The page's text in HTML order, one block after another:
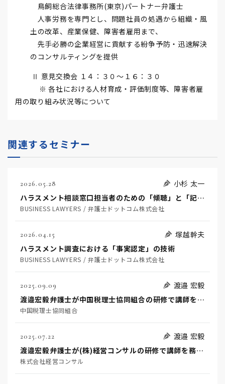
鳥飼総合法律事務所(東京)パートナー弁護士
人事労務を専門とし、問題社員の処遇から組織・風
土の改革、産業保健、障害者雇用まで、
先手必勝の企業経営に貢献する紛争予防・迅速解決
のコンサルティングを提供
Ⅱ 意見交換会 １４：３０～１６：３０
※ 各社における人材育成・評価制度等、障害者雇
用の取り組み状況等について
関連するセミナー
2026.05.28
小杉 太一
ハラスメント相談窓口担当者のための「傾聴」と「記録」フォーマット～二次被害（セカンドハラスメント）を防ぐための実務手引き～
BUSINESS LAWYERS / 弁護士ドットコム株式会社
2026.04.15
塚越幹夫
ハラスメント調査における「事実認定」の技術
BUSINESS LAWYERS / 弁護士ドットコム株式会社
2025.09.09
渡邉 宏毅
渡邉宏毅弁護士が中国税理士協同組合の研修で講師を務めます
中国税理士協同組合
2025.07.22
渡邉 宏毅
渡邉宏毅弁護士が(株)経営コンサルの研修で講師を務めます
株式会社経営コンサル